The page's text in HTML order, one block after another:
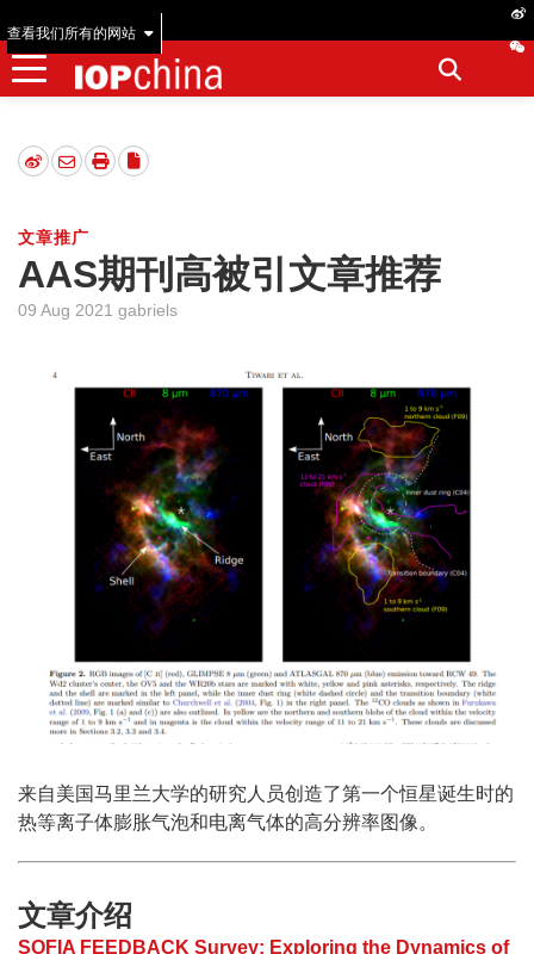
查看我们所有的网站
文章推广
AAS期刊高被引文章推荐
09 Aug 2021 gabriels
来自美国马里兰大学的研究人员创造了第一个恒星诞生时的
热等离子体膨胀气泡和电离气体的高分辨率图像。
文章介绍
SOFIA FEEDBACK Survey: Exploring the Dynamics of